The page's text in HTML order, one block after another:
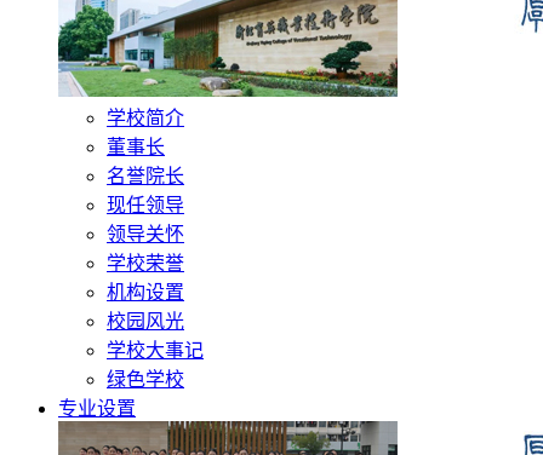
学校简介
董事长
名誉院长
现任领导
领导关怀
学校荣誉
机构设置
校园风光
学校大事记
绿色学校
专业设置